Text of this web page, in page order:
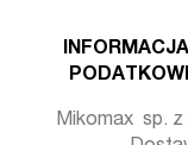
Mikomax sp. z